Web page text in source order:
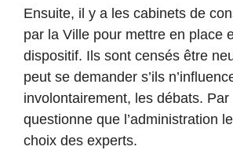
Ensuite, il y a les cabinets de
par la Ville pour mettre en place
dispositif. Ils sont censés être
peut se demander s’ils
involontairement, les débats.
questionne que l’administration
choix des experts.